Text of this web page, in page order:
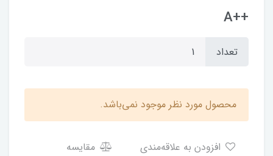
++A
تعداد
محصول مورد نظر موجود نمی‌باشد.
مقایسه